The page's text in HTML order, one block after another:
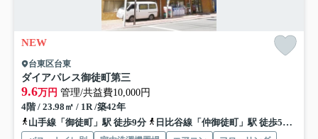
NEW
台東区台東
ダイアパレス御徒町第三
9.6万円 管理/共益費10,000円
4階 / 23.98㎡ / 1R /築42年
山手線「御徒町」駅 徒歩9分
日比谷線「仲御徒町」駅 徒歩5分